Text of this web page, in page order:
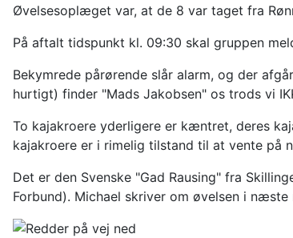
Øvelsesoplæget var, at de 8 var taget fra
På aftalt tidspunkt kl. 09:30 skal gruppen
Bekymrede pårørende slår alarm, og der
hurtigt) finder "Mads Jakobsen" os trods vi
To kajakroere yderligere er kæntret, deres
kajakroere er i rimelig tilstand til at vente på
Det er den Svenske "Gad Rausing" fra
Forbund). Michael skriver om øvelsen i næste